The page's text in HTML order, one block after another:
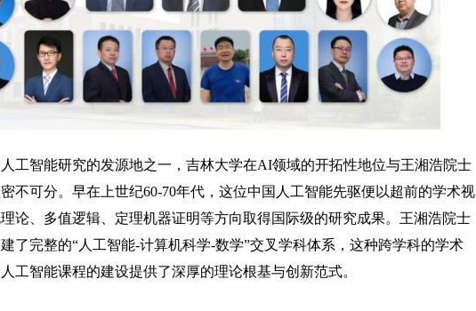
智能研究的发源地之一，吉林大学在AI领域的开拓性地位与王湘浩院士
不可分。早在上世纪60-70年代，这位中国人工智能先驱便以超前的学术视
论、多值逻辑、定理机器证明等方向取得国际级的研究成果。王湘浩院士
了完整的“人工智能-计算机科学-数学”交叉学科体系，这种跨学科的学术
工智能课程的建设提供了深厚的理论根基与创新范式。